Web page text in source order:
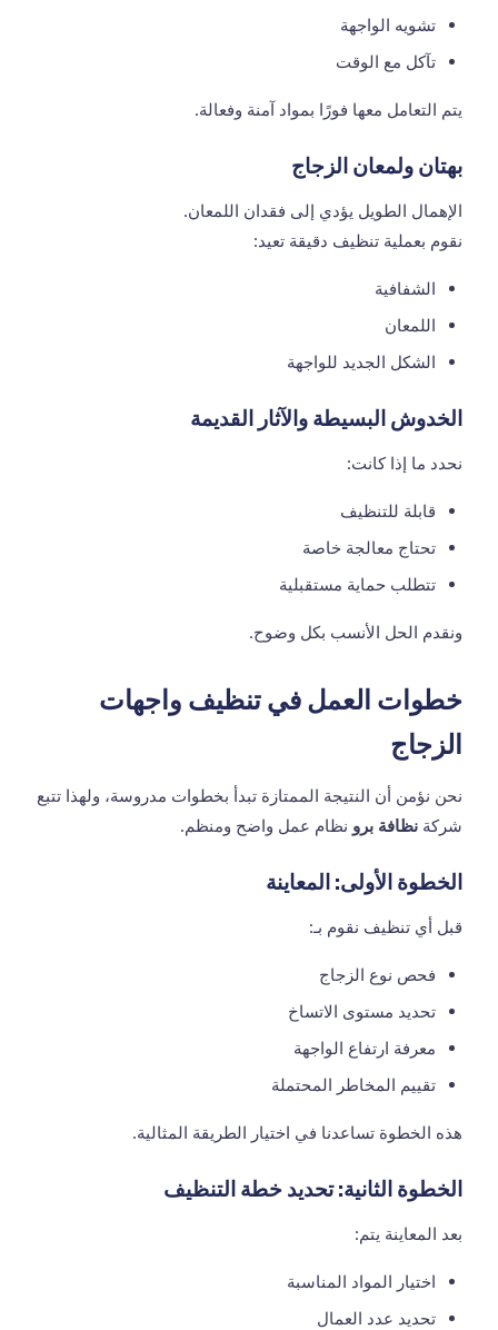
تشويه الواجهة
تآكل مع الوقت
يتم التعامل معها فورًا بمواد آمنة وفعالة.
بهتان ولمعان الزجاج
الإهمال الطويل يؤدي إلى فقدان اللمعان.
نقوم بعملية تنظيف دقيقة تعيد:
الشفافية
اللمعان
الشكل الجديد للواجهة
الخدوش البسيطة والآثار القديمة
نحدد ما إذا كانت:
قابلة للتنظيف
تحتاج معالجة خاصة
تتطلب حماية مستقبلية
ونقدم الحل الأنسب بكل وضوح.
خطوات العمل في تنظيف واجهات
الزجاج
نحن نؤمن أن النتيجة الممتازة تبدأ بخطوات مدروسة، ولهذا تتبع
شركة نظافة برو نظام عمل واضح ومنظم.
الخطوة الأولى: المعاينة
قبل أي تنظيف نقوم بـ:
فحص نوع الزجاج
تحديد مستوى الاتساخ
معرفة ارتفاع الواجهة
تقييم المخاطر المحتملة
هذه الخطوة تساعدنا في اختيار الطريقة المثالية.
الخطوة الثانية: تحديد خطة التنظيف
بعد المعاينة يتم:
اختيار المواد المناسبة
تحديد عدد العمال